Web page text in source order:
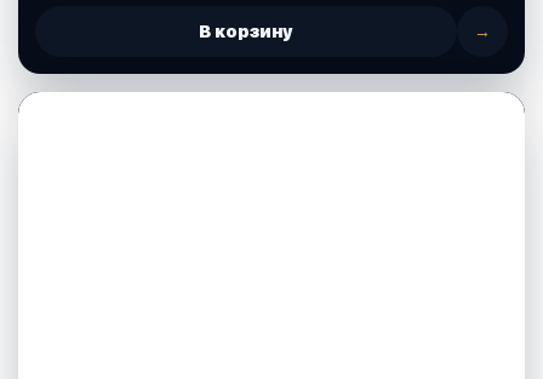
В корзину →